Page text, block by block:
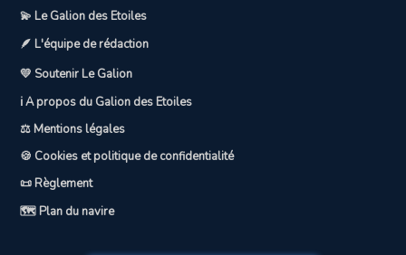
💫 Le Galion des Etoiles
🪶 L'équipe de rédaction
💛 Soutenir Le Galion
ℹ️ A propos du Galion des Etoiles
⚖️ Mentions légales
🍪 Cookies et politique de confidentialité
📜 Règlement
🗺️ Plan du navire